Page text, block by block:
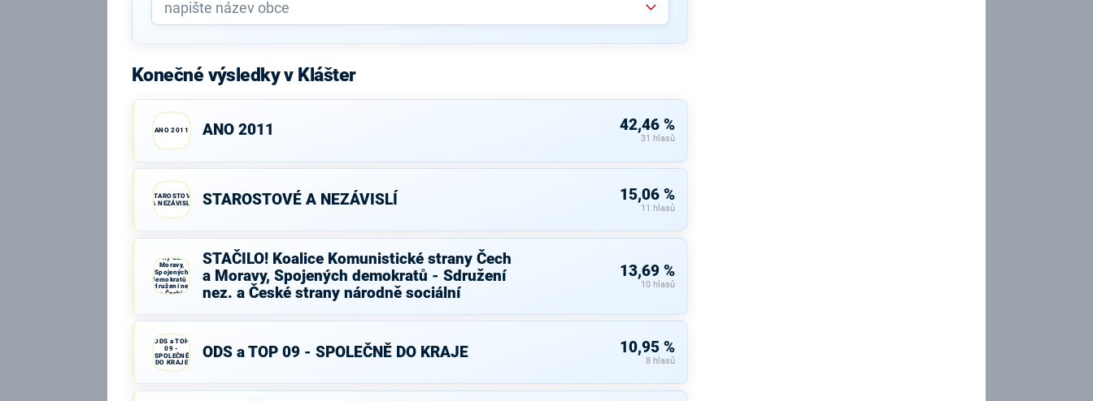
Konečné výsledky v Klášter
ANO 2011 ANO 2011 42,46 %
31 hlasů
STAROSTOVÉ
A NEZÁVISLÍ
STAROSTOVÉ A NEZÁVISLÍ 15,06 %
11 hlasů
strany Čech a
Moravy,
Spojených
demokratů -
Sdružení nez.
a České
STAČILO! Koalice Komunistické strany Čech
a Moravy, Spojených demokratů - Sdružení
nez. a České strany národně sociální
13,69 %
10 hlasů
ODS a TOP
09 -
SPOLEČNĚ
DO KRAJE
ODS a TOP 09 - SPOLEČNĚ DO KRAJE 10,95 %
8 hlasů